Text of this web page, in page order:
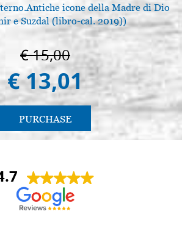
icone della Madre di Dio
e Suzdal (libro-cal. 2019))
€ 15,00
€ 13,01
PURCHASE